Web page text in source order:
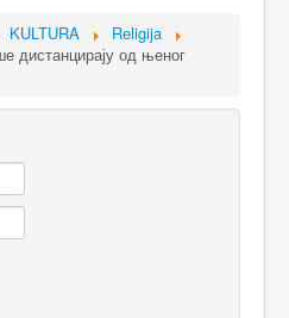
KULTURA
Religija
дистанцирају од њеног